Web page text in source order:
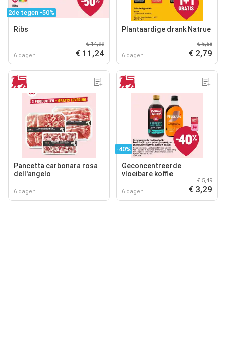
2de tegen -50%
Ribs
6 dagen
€ 14,99
€ 11,24
Plantaardige drank Natrue
6 dagen
€ 5,58
€ 2,79
Pancetta carbonara rosa
dell'angelo
6 dagen
-40%
Geconcentreerde
vloeibare koffie
6 dagen
€ 5,49
€ 3,29